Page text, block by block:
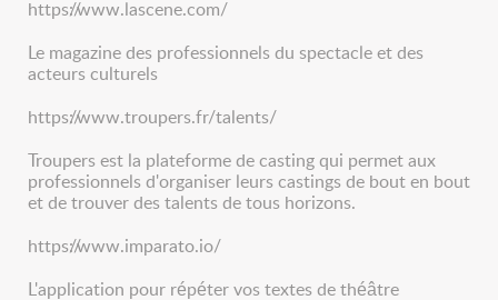
https://www.lascene.com/
Le magazine des professionnels du spectacle et des
acteurs culturels
https://www.troupers.fr/talents/
Troupers est la plateforme de casting qui permet aux
professionnels d'organiser leurs castings de bout en bout
et de trouver des talents de tous horizons.
https://www.imparato.io/
L'application pour répéter vos textes de théâtre